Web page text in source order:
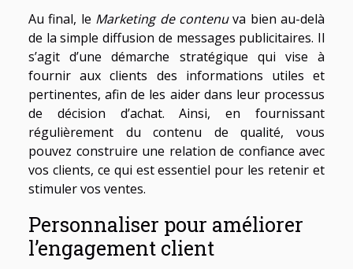
Au final, le Marketing de contenuva bien au-delà
de la simple diffusion de messages publicitaires. Il
s’agit d’une démarche stratégique qui vise à
fournir aux clients des informations utiles et
pertinentes, afin de les aider dans leur processus
de décision d’achat. Ainsi, en fournissant
régulièrement du contenu de qualité, vous
pouvez construire une relation de confiance avec
vos clients, ce qui est essentiel pour les retenir et
stimuler vos ventes.
Personnaliser pour améliorer
l’engagement client